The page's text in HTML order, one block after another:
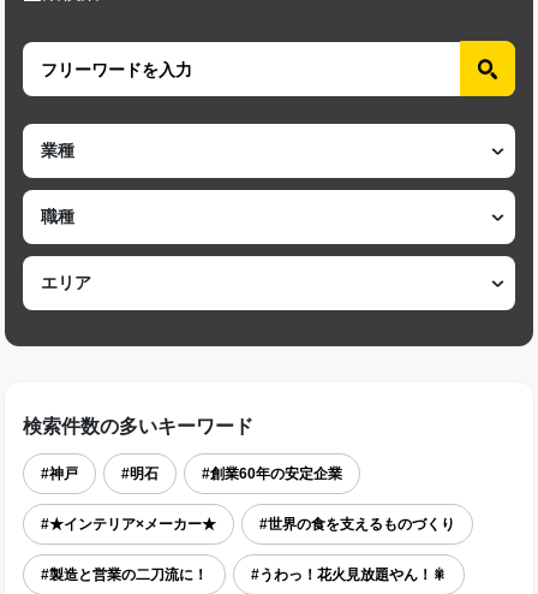
検索件数の多いキーワード
#神戸 #明石 #創業60年の安定企業
#★インテリア×メーカー★ #世界の食を支えるものづくり
#製造と営業の二刀流に！ #うわっ！花火見放題やん！🎇